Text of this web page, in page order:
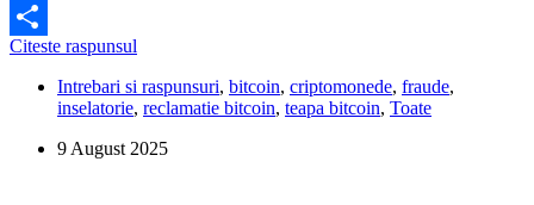
Facebook
Share
Citeste raspunsul
banii
din
TrustWallet?
Intrebari si raspunsuri, bitcoin, criptomonede, fraude,
inselatorie, reclamatie bitcoin, teapa bitcoin, Toate
9 August 2025